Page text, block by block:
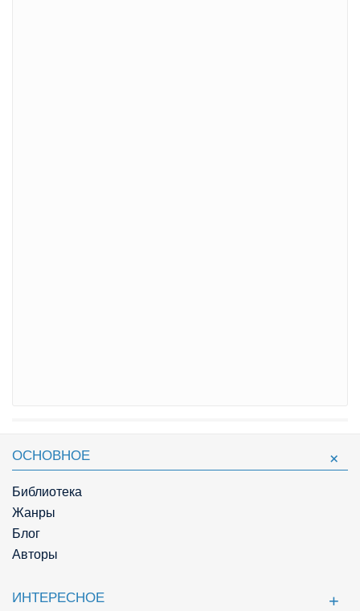
ОСНОВНОЕ
Библиотека
Жанры
Блог
Авторы
ИНТЕРЕСНОЕ